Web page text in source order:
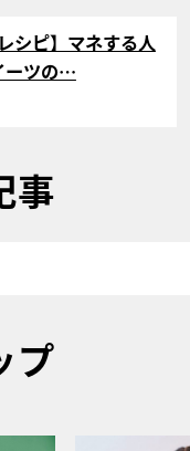
シピ】マネする人
ーツの…
事
プ